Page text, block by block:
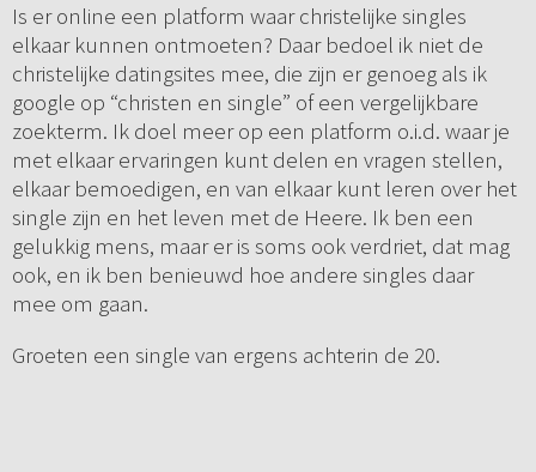
Is er online een platform waar christelijke singles
elkaar kunnen ontmoeten? Daar bedoel ik niet de
christelijke datingsites mee, die zijn er genoeg als ik
google op “christen en single” of een vergelijkbare
zoekterm. Ik doel meer op een platform o.i.d. waar je
met elkaar ervaringen kunt delen en vragen stellen,
elkaar bemoedigen, en van elkaar kunt leren over het
single zijn en het leven met de Heere. Ik ben een
gelukkig mens, maar er is soms ook verdriet, dat mag
ook, en ik ben benieuwd hoe andere singles daar
mee om gaan.
Groeten een single van ergens achterin de 20.